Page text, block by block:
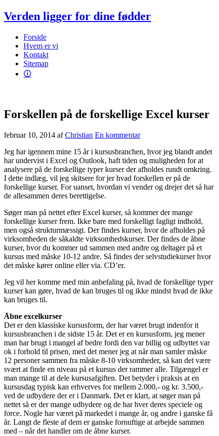
Verden ligger for dine fødder
Forside
Hvem er vi
Kontakt
Sitemap
🛈
Forskellen på de forskellige Excel kurser
februar 10, 2014 afChristian En kommentar
Jeg har igennem mine 15 år i kursusbranchen, hvor jeg blandt andet
har undervist i Excel og Outlook, haft tiden og muligheden for at
analysere på de forskellige typer kurser der afholdes rundt omkring.
I dette indlæg, vil jeg skitsere for jer hvad forskellen er på de
forskellige kurser. For uanset, hvordan vi vender og drejer det så har
de allesammen deres berettigelse.
Søger man på nettet efter Excel kurser, så kommer der mange
forskellige kurser frem. Ikke bare med forskelligt fagligt indhold,
men også strukturmæssigt. Der findes kurser, hvor de afholdes på
virksomheden de såkaldte virksomhedskurser. Der findes de åbne
kurser, hvor du kommer ud sammen med andre og deltager på et
kursus med måske 10-12 andre. Så findes der selvstudiekurser hvor
det måske kører online eller via. CD’er.
Jeg vil her komme med min anbefaling på, hvad de forskellige typer
kurser kan gøre, hvad de kan bruges til og ikke mindst hvad de ikke
kan bruges til.
Åbne excelkurser
Det er den klassiske kursusform, der har været brugt indenfor it
kursusbranchen i de sidste 15 år. Det er en kursusform, jeg mener
man har brugt i mangel af bedre fordi den var billig og udbyttet var
ok i forhold til prisen, med det mener jeg at når man samler måske
12 personer sammen fra måske 8-10 virksomheder, så kan det være
svært at finde en niveau på et kursus der rammer alle. Tilgængel er
man mange til at dele kursusafgiften. Det betyder i praksis at en
kursusdag typisk kan erhverves for mellem 2.000,- og kr. 3.500,-
ved de udbydere der er i Danmark. Det er klart, at søger man på
nettet så er der mange udbydere og de har hver deres speciele og
force. Nogle har været på markedet i mange år, og andre i ganske få
år. Langt de fleste af dem er ganske fornuftige at arbejde sammen
med – når det handler om de åbne kurser.